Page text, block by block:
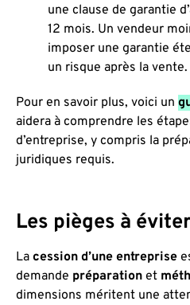
une clause de garantie
12 mois. Un vendeur
imposer une garantie
un risque après la vente.
Pour en savoir plus, voici un
aidera à comprendre les
d’entreprise, y compris la
juridiques requis.
Les pièges à
La cession d’une entreprise
demande préparation et
dimensions méritent une